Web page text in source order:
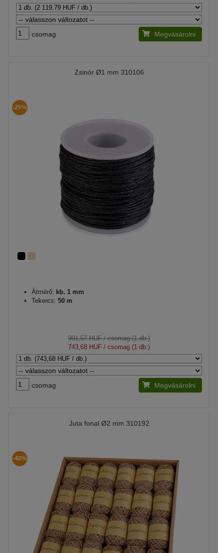
csomag Megvásárolni
Zsinór Ø1 mm 310106
-25%
Átmérő: kb. 1 mm
Tekercs: 50 m
991,57 HUF/ csomag (1 db.)
743,68 HUF / csomag (1 db.)
csomag Megvásárolni
Juta fonal Ø2 mm 310192
-40%